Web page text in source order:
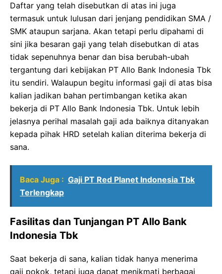
Daftar yang telah disebutkan di atas ini juga
termasuk untuk lulusan dari jenjang pendidikan SMA /
SMK ataupun sarjana. Akan tetapi perlu dipahami di
sini jika besaran gaji yang telah disebutkan di atas
tidak sepenuhnya benar dan bisa berubah-ubah
tergantung dari kebijakan PT Allo Bank Indonesia Tbk
itu sendiri. Walaupun begitu informasi gaji di atas bisa
kalian jadikan bahan pertimbangan ketika akan
bekerja di PT Allo Bank Indonesia Tbk. Untuk lebih
jelasnya perihal masalah gaji ada baiknya ditanyakan
kepada pihak HRD setelah kalian diterima bekerja di
sana.
Baca Juga : Gaji PT Red Planet Indonesia Tbk
Terlengkap
Fasilitas dan Tunjangan PT Allo Bank
Indonesia Tbk
Saat bekerja di sana, kalian tidak hanya menerima
gaji pokok, tetapi juga dapat menikmati berbagai